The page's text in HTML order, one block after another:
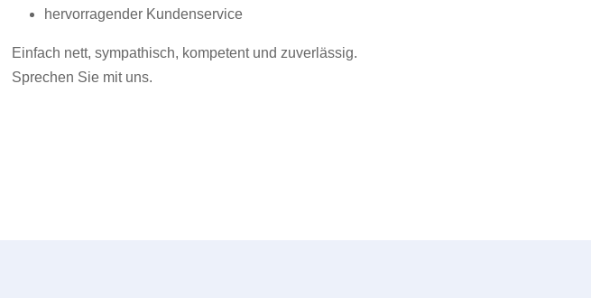
hervorragender Kundenservice
Einfach nett, sympathisch, kompetent und zuverlässig.
Sprechen Sie mit uns.